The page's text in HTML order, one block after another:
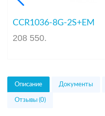
CCR1036-8G-2S+EM
208 550.
Описание Документы
Отзывы (0)